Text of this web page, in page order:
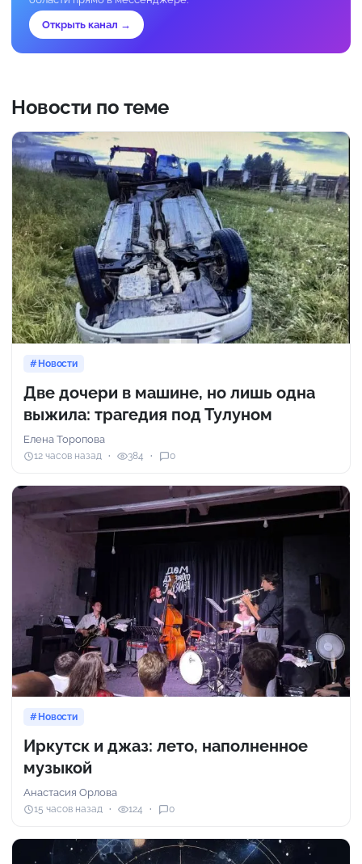
Открыть канал →
Новости по теме
Новости
Две дочери в машине, но лишь одна
выжила: трагедия под Тулуном
Елена Торопова
12 часов назад 384 0
Новости
Иркутск и джаз: лето, наполненное
музыкой
Анастасия Орлова
15 часов назад 124 0